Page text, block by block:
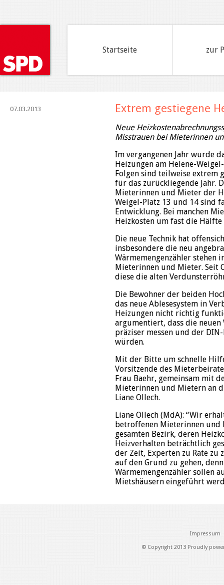
Startseite zur
07.03.2013 Extrem gestiegene
Neue
Misstrauen bei Mieterinnen
Im vergangenen Jahr wurde
Heizungen am Helene-
Folgen sind teilweise extrem
für das zurückliegende Jahr.
Mieterinnen und Mieter der
Weigel-Platz 13 und 14 sind
Entwicklung. Bei manchen
Heizkosten um fast die Hälfte
Die neue Technik hat
insbesondere die neu
Wärmemengenzähler stehen
Mieterinnen und Mieter. Seit
diese die alten
Die Bewohner der beiden
das neue Ablesesystem in
Heizungen nicht richtig
argumentiert, dass die neuen
präziser messen und der
würden.
Mit der Bitte um schnelle
Vorsitzende des
Frau Baehr, gemeinsam mit
Mieterinnen und Mietern an
Liane Ollech.
Liane Ollech (MdA): “Wir
betroffenen Mieterinnen und
gesamten Bezirk, deren
Heizverhalten beträchtlich
der Zeit, Experten zu Rate zu
auf den Grund zu gehen,
Wärmemengenzähler sollen
Mietshäusern eingeführt
Impressum
© Copyright 2013 Proudly